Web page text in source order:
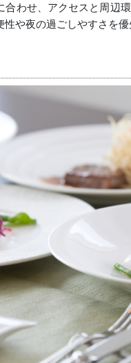
合わせ、アクセスと周辺
や夜の過ごしやすさを優